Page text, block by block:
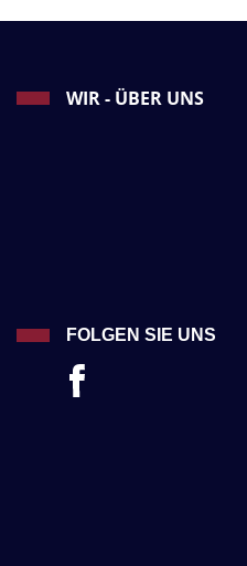
WIR - ÜBER UNS
FOLGEN SIE UNS